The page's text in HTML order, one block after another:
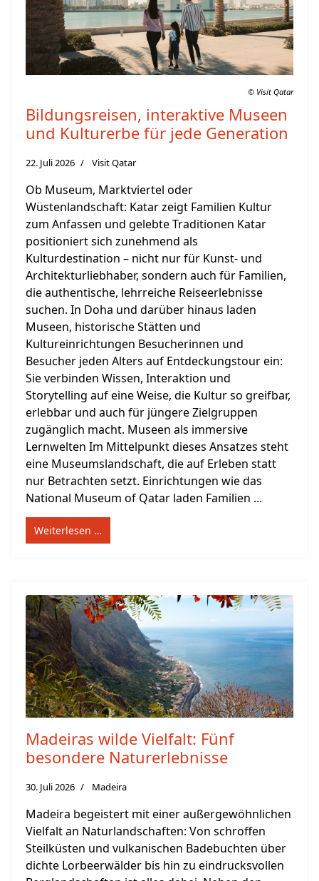
© Visit Qatar
Bildungsreisen, interaktive Museen
und Kulturerbe für jede Generation
22. Juli 2026 Visit Qatar
Ob Museum, Marktviertel oder
Wüstenlandschaft: Katar zeigt Familien Kultur
zum Anfassen und gelebte Traditionen Katar
positioniert sich zunehmend als
Kulturdestination – nicht nur für Kunst- und
Architekturliebhaber, sondern auch für Familien,
die authentische, lehrreiche Reiseerlebnisse
suchen. In Doha und darüber hinaus laden
Museen, historische Stätten und
Kultureinrichtungen Besucherinnen und
Besucher jeden Alters auf Entdeckungstour ein:
Sie verbinden Wissen, Interaktion und
Storytelling auf eine Weise, die Kultur so greifbar,
erlebbar und auch für jüngere Zielgruppen
zugänglich macht. Museen als immersive
Lernwelten Im Mittelpunkt dieses Ansatzes steht
eine Museumslandschaft, die auf Erleben statt
nur Betrachten setzt. Einrichtungen wie das
National Museum of Qatar laden Familien ...
Weiterlesen …
Madeiras wilde Vielfalt: Fünf
besondere Naturerlebnisse
30. Juli 2026 Madeira
Madeira begeistert mit einer außergewöhnlichen
Vielfalt an Naturlandschaften: Von schroffen
Steilküsten und vulkanischen Badebuchten über
dichte Lorbeerwälder bis hin zu eindrucksvollen